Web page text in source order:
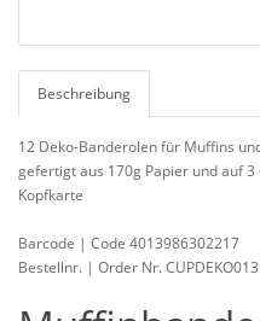
Beschreibung
12 Deko-Banderolen für Muffins
gefertigt aus 170g Papier und auf
Kopfkarte
Barcode | Code 4013986302217
Bestellnr. | Order Nr. CUPDEKO013